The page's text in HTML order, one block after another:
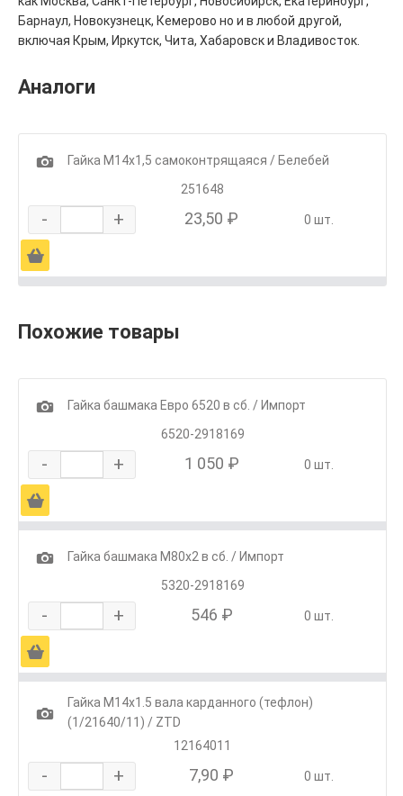
Барнаул, Новокузнецк, Кемерово но и в любой другой,
включая Крым, Иркутск, Чита, Хабаровск и Владивосток.
Аналоги
1
Гайка М14х1,5 самоконтрящаяся / Белебей
251648
- + 23,50 ₽ 0 шт.
Ä
Похожие товары
1
Гайка башмака Евро 6520 в сб. / Импорт
6520-2918169
- + 1 050 ₽ 0 шт.
Ä
1
Гайка башмака М80х2 в сб. / Импорт
5320-2918169
- + 546 ₽ 0 шт.
Ä
1
Гайка М14х1.5 вала карданного (тефлон)
(1/21640/11) / ZTD
12164011
- + 7,90 ₽ 0 шт.